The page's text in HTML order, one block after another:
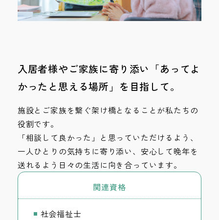
入居者様やご家族に寄り添い「あってよ
かったと思える場所」を目指して。
施設とご家族を繋ぐ架け橋となることが私たちの
役割です。
「相談して良かった」と思っていただけるよう、
一人ひとりの気持ちに寄り添い、安心して晩年を
送れるよう日々の生活に向き合っています。
関連資格
社会福祉士